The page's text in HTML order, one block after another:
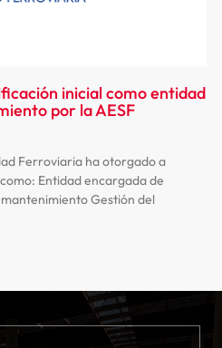
inicial como entidad
por la AESF
Ferroviaria ha otorgado a
Entidad encargada de
Gestión del